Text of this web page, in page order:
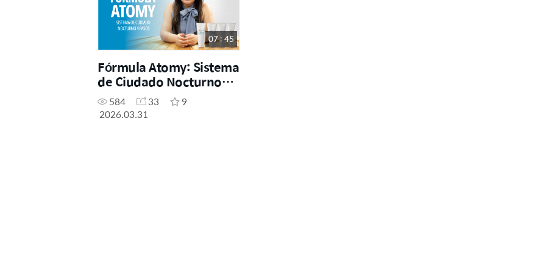
07 : 45
Fórmula Atomy: Sistema
de Ciudado Nocturno
pasos
584 33
9
2026.03.31